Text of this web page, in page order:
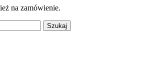
na zamówienie.